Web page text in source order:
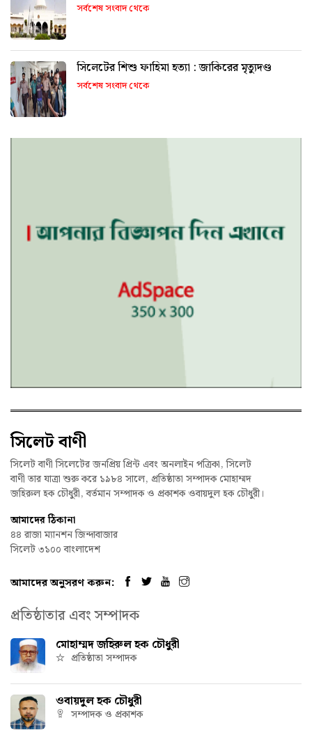
সর্বশেষ সংবাদ থেকে
সিলেটের শিশু ফাহিমা হত্যা : জাকিরের মৃত্যুদণ্ড
সর্বশেষ সংবাদ থেকে
সিলেট বাণী
সিলেট বাণী সিলেটের জনপ্রিয় প্রিন্ট এবং অনলাইন পত্রিকা, সিলেট
বাণী তার যাত্রা শুরু করে ১৯৮৪ সালে, প্রতিষ্ঠাতা সম্পাদক মোহাম্মদ
জহিরুল হক চৌধুরী, বর্তমান সম্পাদক ও প্রকাশক ওবায়দুল হক চৌধুরী।
আমাদের ঠিকানা
৪৪ রাজা ম্যানশন জিন্দাবাজার
সিলেট ৩১০০ বাংলাদেশ
আমাদের অনুসরণ করুন:
প্রতিষ্ঠাতার এবং সম্পাদক
মোহাম্মদ জহিরুল হক চৌধুরী
প্রতিষ্ঠাতা সম্পাদক
ওবায়দুল হক চৌধুরী
সম্পাদক ও প্রকাশক